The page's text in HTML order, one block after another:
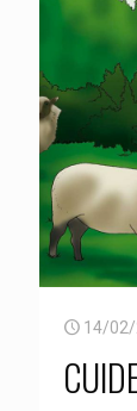
14/